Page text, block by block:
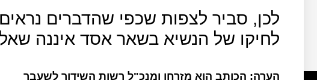
לכן, סביר לצפות שכפי שהדברים
לחיקו של הנשיא בשאר אסד איננה
הערה: הכותב הוא מזרחן ומנכ"ל רשות השידור לשעבר